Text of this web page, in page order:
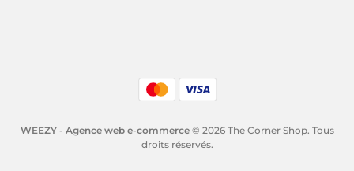
WEEZY - Agence web e-commerce© 2026 The Corner Shop. Tous
droits réservés.